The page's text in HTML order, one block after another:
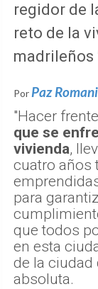
regidor de
reto de la
madrileños
Por Paz
"Hacer
que se
vivienda,
cuatro años
para
que todos
en esta
de la ciudad
absoluta.